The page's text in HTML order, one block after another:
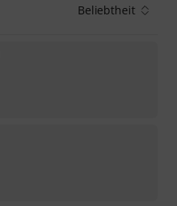
Beliebtheit